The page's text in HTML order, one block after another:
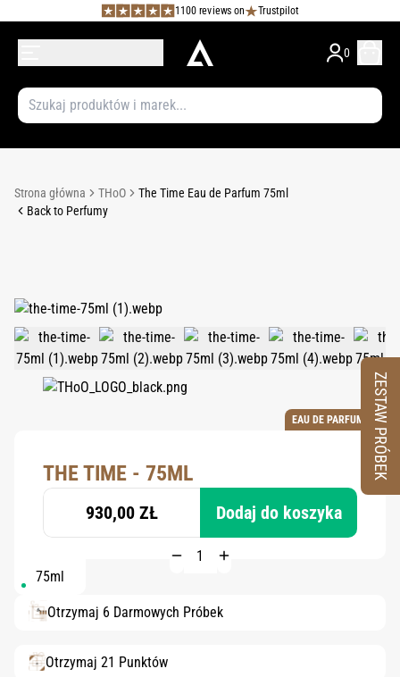
1100 reviews on Trustpilot
0
Strona główna THoO
The Time Eau de Parfum 75ml
Back to Perfumy
EAU DE PARFUM
THE TIME - 75ML
930,00 ZŁ Dodaj do koszyka
75ml
Otrzymaj 6 Darmowych Próbek
Otrzymaj 21 Punktów
ZESTAW PRÓBEK